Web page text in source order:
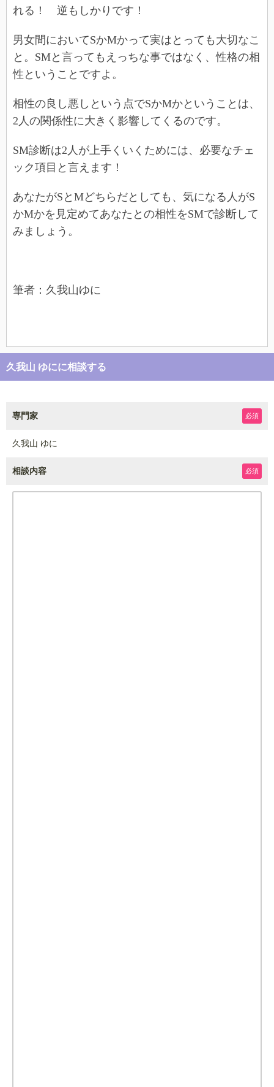
れる！ 逆もしかりです！
男女間においてSかMかって実はとっても大切なこ
と。SMと言ってもえっちな事ではなく、性格の相
性ということですよ。
相性の良し悪しという点でSかMかということは、
2人の関係性に大きく影響してくるのです。
SM診断は2人が上手くいくためには、必要なチェ
ック項目と言えます！
あなたがSとMどちらだとしても、気になる人がS
かMかを見定めてあなたとの相性をSMで診断して
みましょう。
筆者：久我山ゆに
久我山 ゆにに相談する
専門家 必須
久我山 ゆに
相談内容 必須